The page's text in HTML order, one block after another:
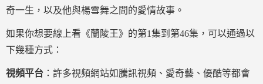
奇一生，以及他與楊雪舞之間的愛情故事。
如果你想要線上看《蘭陵王》的第1集到第46集，可以通過以
下幾種方式：
視頻平台 ：許多視頻網站如騰訊視頻、愛奇藝、優酷等都會